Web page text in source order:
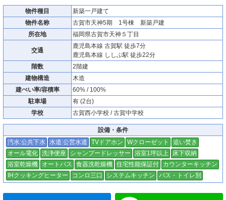
物件種目
新築一戸建て
物件名称
古賀市天神5期 1号棟 新築戸建
所在地
福岡県古賀市天神５丁目
交通
鹿児島本線 古賀駅 徒歩7分
鹿児島本線 ししぶ駅 徒歩22分
階数
2階建
建物構造
木造
建ぺい率/容積率
60% / 100%
駐車場
有 (2台)
学校
古賀西小学校 / 古賀中学校
設備・条件
汚水:公共下水 水道:公営水道 TVドアホン Wクローゼット
追い焚き
オール電化 洗浄便座 シャンプードレッサー 浴室1坪以上
床下収納
浴室乾燥機
オートバス 食器洗乾燥機 住宅性能保証付
カウンターキッチン
IHクッキングヒーター
コンロ三口 システムキッチン バス・トイレ別
メールでお問い合わせ